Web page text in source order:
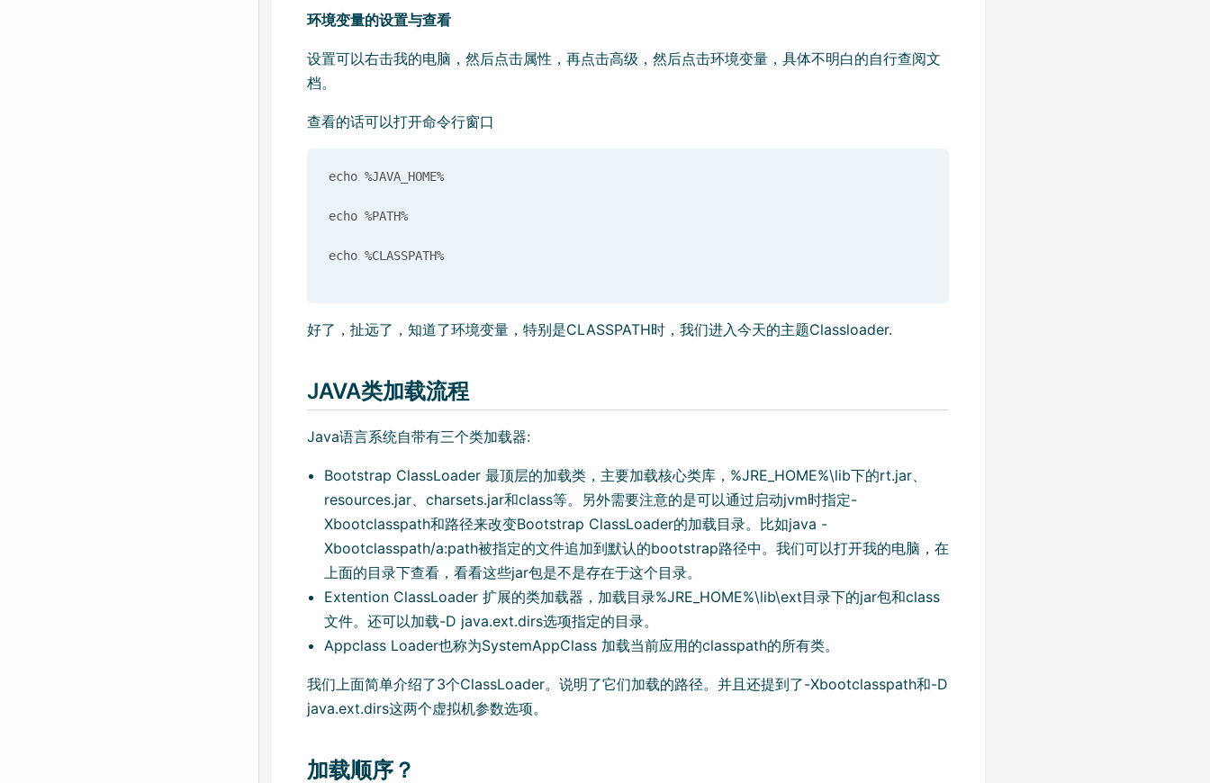
环境变量的设置与查看
设置可以右击我的电脑，然后点击属性，再点击高级，然后点击环境变量，具体不明白的自行查阅文
档。
查看的话可以打开命令行窗口
echo %JAVA_HOME%
echo %PATH%
echo %CLASSPATH%
好了，扯远了，知道了环境变量，特别是CLASSPATH时，我们进入今天的主题Classloader.
JAVA类加载流程
Java语言系统自带有三个类加载器:
Bootstrap ClassLoader 最顶层的加载类，主要加载核心类库，%JRE_HOME%\lib下的rt.jar、
resources.jar、charsets.jar和class等。另外需要注意的是可以通过启动jvm时指定-
Xbootclasspath和路径来改变Bootstrap ClassLoader的加载目录。比如java -
Xbootclasspath/a:path被指定的文件追加到默认的bootstrap路径中。我们可以打开我的电脑，在
上面的目录下查看，看看这些jar包是不是存在于这个目录。
Extention ClassLoader 扩展的类加载器，加载目录%JRE_HOME%\lib\ext目录下的jar包和class
文件。还可以加载-D java.ext.dirs选项指定的目录。
Appclass Loader也称为SystemAppClass 加载当前应用的classpath的所有类。
我们上面简单介绍了3个ClassLoader。说明了它们加载的路径。并且还提到了-Xbootclasspath和-D
java.ext.dirs这两个虚拟机参数选项。
加载顺序？